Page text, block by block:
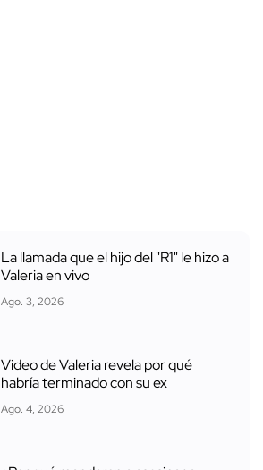
La llamada que el hijo del "R1" le hizo a
Valeria en vivo
Ago. 3, 2026
Video de Valeria revela por qué
habría terminado con su ex
Ago. 4, 2026